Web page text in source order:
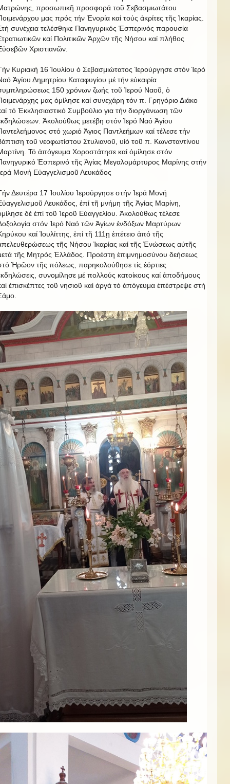
προσωπικῆ προσφορά τοῦ Σεβασμιωτάτου
μας πρός τήν Ἐνορία καί τούς ἀκρίτες τῆς Ἰκαρίας.
συνέχεια τελέσθηκε Πανηγυρικός Ἐσπερινός παρουσία
καί Πολιτικῶν Ἀρχῶν τῆς Νήσου καί πλήθος
Χριστιανῶν.
Κυριακή 16 Ἰουλίου ὁ Σεβασμιώτατος Ἱερούργησε στόν Ἱερό
Ἁγίου Δημητρίου Καταφυγίου μέ τήν εὐκαιρία
150 χρόνων ζωής τοῦ Ἱερού Ναοῦ, ὁ
μας ὁμίλησε καί συνεχάρη τόν π. Γρηγόριο Διάκο
τό Ἐκκλησιαστικό Συμβούλιο για τήν διοργάνωση τῶν
Ἀκολούθως μετέβη στόν Ἱερό Ναό Ἁγίου
στό χωριό Ἁγιος Παντλεήμων καί τέλεσε τήν
τοῦ νεοφωτίστου Στυλιανοῦ, υἱό τοῦ π. Κωνσταντίνου
Τό ἀπόγευμα Χοροστάτησε καί ὁμίλησε στόν
Ἐσπερινό τῆς Ἁγίας Μεγαλομάρτυρος Μαρίνης στήν
Μονή Εὐαγγελισμοῦ Λευκάδος
Δευτέρα 17 Ἰουλίου Ἱερούργησε στήν Ἱερά Μονή
Λευκάδος, ἐπί τῆ μνήμη τῆς Ἁγίας Μαρίνη,
δέ ἐπί τοῦ Ἱεροῦ Εὐαγγελίου. Ἀκολούθως τέλεσε
στόν Ἱερό Ναό τῶν Ἁγίων ἐνδόξων Μαρτύρων
καί Ἰουλίττης, ἐπί τῆ 111ῃ ἐπέτειο ἀπό τῆς
τῆς Νήσου Ἰκαρίας καί τῆς Ἐνώσεως αὐτῆς
τῆς Μητρός Ἑλλάδος. Προέστη ἐπιμνημοσύνου δεήσεως
Ἡρῶον τῆς πόλεως, παρηκολούθησε τίς ἑόρτιες
συνομίλησε μέ πολλούς κατοίκους καί ἀποδήμους
ἐπισκέπτες τοῦ νησιοῦ καί ἀργά τό ἀπόγευμα ἐπέστρεψε στή